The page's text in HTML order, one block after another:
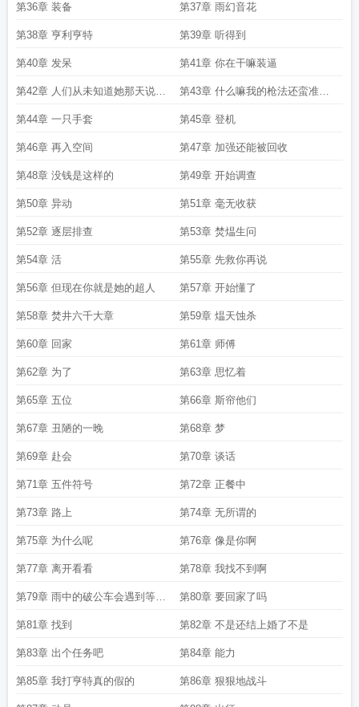
第36章 装备 第37章 雨幻音花
第38章 亨利亨特 第39章 听得到
第40章 发呆 第41章 你在干嘛装逼
第42章 人们从未知道她那天说了
什么
第43章 什么嘛我的枪法还蛮准的
嘛
第44章 一只手套 第45章 登机
第46章 再入空间 第47章 加强还能被回收
第48章 没钱是这样的 第49章 开始调查
第50章 异动 第51章 毫无收获
第52章 逐层排查 第53章 焚煴生问
第54章 活 第55章 先救你再说
第56章 但现在你就是她的超人 第57章 开始懂了
第58章 焚井六千大章 第59章 煴天蚀杀
第60章 回家 第61章 师傅
第62章 为了 第63章 思忆着
第65章 五位 第66章 斯帘他们
第67章 丑陋的一晚 第68章 梦
第69章 赴会 第70章 谈话
第71章 五件符号 第72章 正餐中
第73章 路上 第74章 无所谓的
第75章 为什么呢 第76章 像是你啊
第77章 离开看看 第78章 我找不到啊
第79章 雨中的破公车会遇到等雨
的人吗
第80章 要回家了吗
第81章 找到 第82章 不是还结上婚了不是
第83章 出个任务吧 第84章 能力
第85章 我打亨特真的假的 第86章 狠狠地战斗